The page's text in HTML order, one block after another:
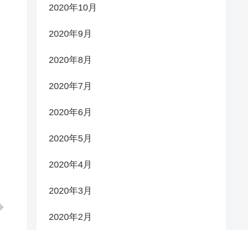
2020年10月
2020年9月
2020年8月
2020年7月
2020年6月
2020年5月
2020年4月
2020年3月
2020年2月